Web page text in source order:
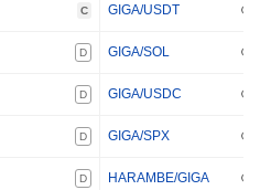
C GIGA/USDT
D GIGA/SOL
D GIGA/USDC
D GIGA/SPX
D HARAMBE/GIGA